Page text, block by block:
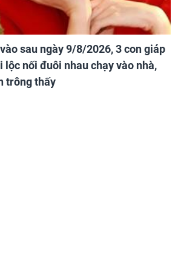
sau ngày 9/8/2026, 3 con giáp
lộc nối đuôi nhau chạy vào nhà,
trông thấy